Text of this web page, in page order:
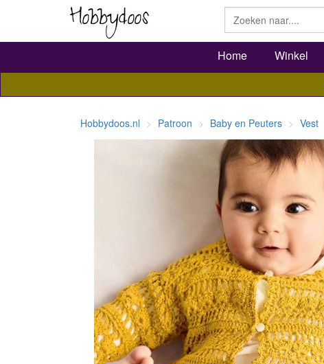
Home Winkel
Hobbydoos.nl Patroon Baby en Peuters Vest